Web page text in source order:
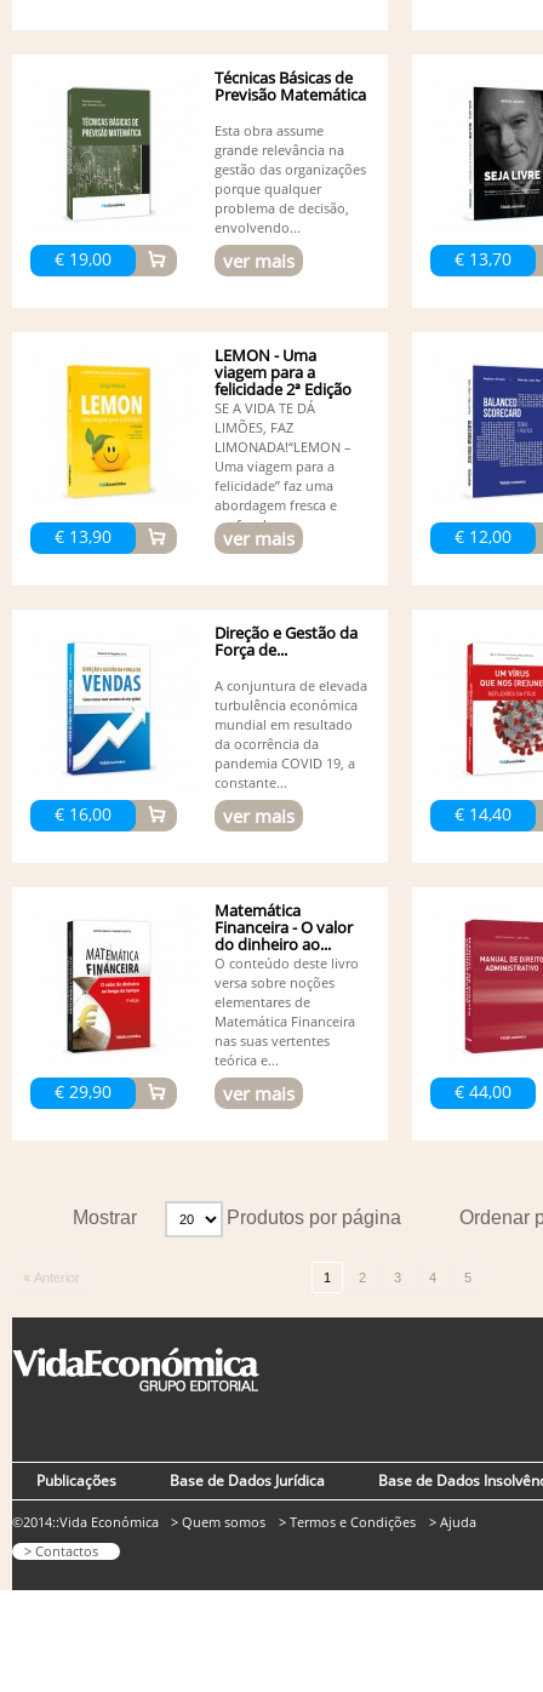
€ 19,00
Técnicas Básicas de
Previsão Matemática
Esta obra assume
grande relevância na
gestão das organizações
porque qualquer
problema de decisão,
envolvendo...
ver mais € 13,70
€ 13,90
LEMON - Uma
viagem para a
felicidade 2ª Edição
SE A VIDA TE DÁ
LIMÕES, FAZ
LIMONADA!“LEMON –
Uma viagem para a
felicidade” faz uma
abordagem fresca e
profunda...
ver mais € 12,00
€ 16,00
Direção e Gestão da
Força de...
A conjuntura de elevada
turbulência económica
mundial em resultado
da ocorrência da
pandemia COVID 19, a
constante...
ver mais € 14,40
€ 29,90
Matemática
Financeira - O valor
do dinheiro ao...
O conteúdo deste livro
versa sobre noções
elementares de
Matemática Financeira
nas suas vertentes
teórica e...
ver mais € 44,00
Ordenar
Mostrar Produtos por página
« Anterior 1 2 3 4 5
Publicações Base de Dados Jurídica Base de Dados
©2014::Vida Económica
> Contactos
> Quem somos > Termos e Condições > Ajuda